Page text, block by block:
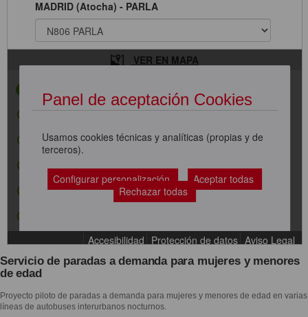
Servicio de paradas a demanda para mujeres y menores
de edad
Proyecto piloto de paradas a demanda para mujeres y menores de edad en varias
líneas de autobuses interurbanos nocturnos.